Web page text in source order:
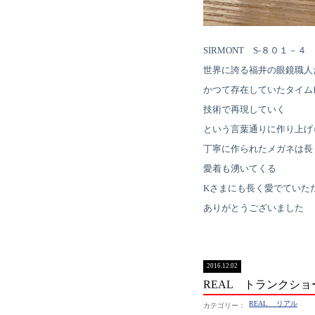
SIRMONT S-８０１－４
世界に誇る福井の眼鏡職
かつて存在していたタイ
技術で再現していく
という言葉通りに作り上
丁寧に作られたメガネは
愛着も湧いてくる
Kさまにも長く愛でていた
ありがとうございました
REAL トランクシ
2016.12.02
REAL リアル